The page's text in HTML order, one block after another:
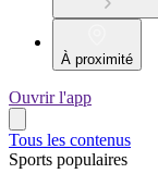
À proximité
Ouvrir l'app
Tous les contenus
Sports populaires